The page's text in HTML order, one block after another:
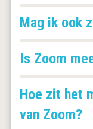
Mag ik ook
Is Zoom
Hoe zit het
van Zoom?